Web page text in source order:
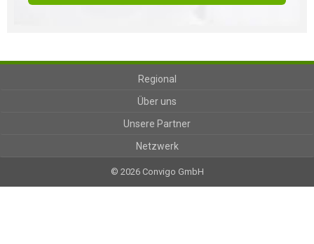
Regional
Über uns
Unsere Partner
Netzwerk
© 2026 Convigo GmbH